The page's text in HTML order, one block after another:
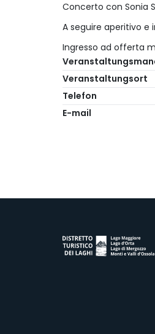
Concerto con Sonia
A seguire aperitivo e
Ingresso ad offerta
Veranstaltungsort
Telefon
E-mail